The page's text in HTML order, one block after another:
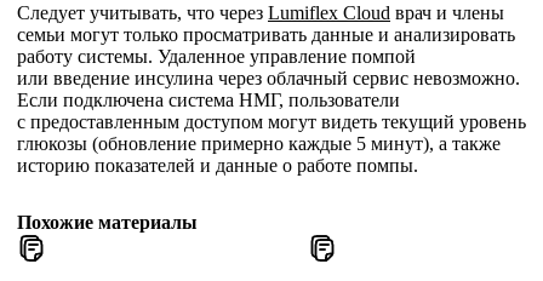
Следует учитывать, что через Lumiflex Cloud врач и члены
семьи могут только просматривать данные и анализировать
работу системы. Удаленное управление помпой
или введение инсулина через облачный сервис невозможно.
Если подключена система НМГ, пользователи
с предоставленным доступом могут видеть текущий уровень
глюкозы (обновление примерно каждые 5 минут), а также
историю показателей и данные о работе помпы.
Похожие материалы